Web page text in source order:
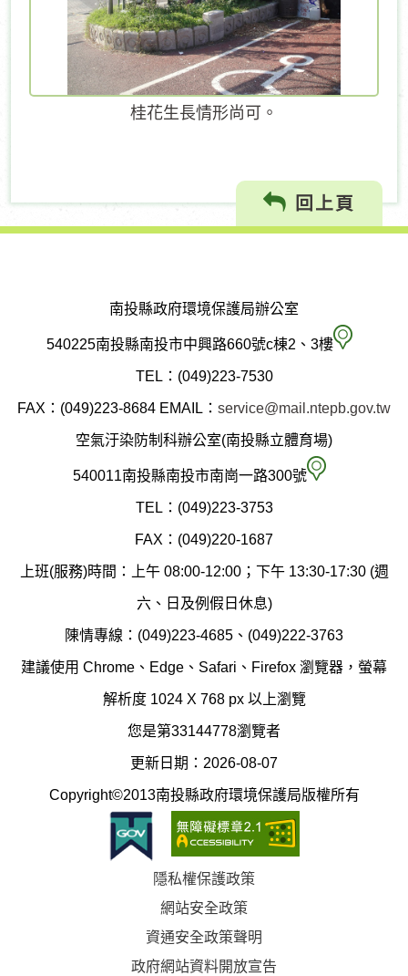
桂花生長情形尚可。
回上頁
南投縣政府環境保護局辦公室
540225南投縣南投市中興路660號c棟2、3樓 南
縣
保
局
圖
TEL：(049)223-7530
FAX：(049)223-8684 EMAIL： service@mail.ntepb.gov.tw
空氣汙染防制科辦公室(南投縣立體育場)
540011南投縣南投市南崗一路300號 空
染
制
科
(南
TEL：(049)223-3753
FAX：(049)220-1687
上班(服務)時間：上午 08:00-12:00；下午 13:30-17:30 (週
六、日及例假日休息)
陳情專線：(049)223-4685、(049)222-3763
建議使用 Chrome、Edge、Safari、Firefox 瀏覽器，螢幕
解析度 1024 X 768 px 以上瀏覽
您是第33144778瀏覽者
更新日期：2026-08-07
Copyright©2013南投縣政府環境保護局版權所有
隱私權保護政策
網站安全政策
資通安全政策聲明
政府網站資料開放宣告